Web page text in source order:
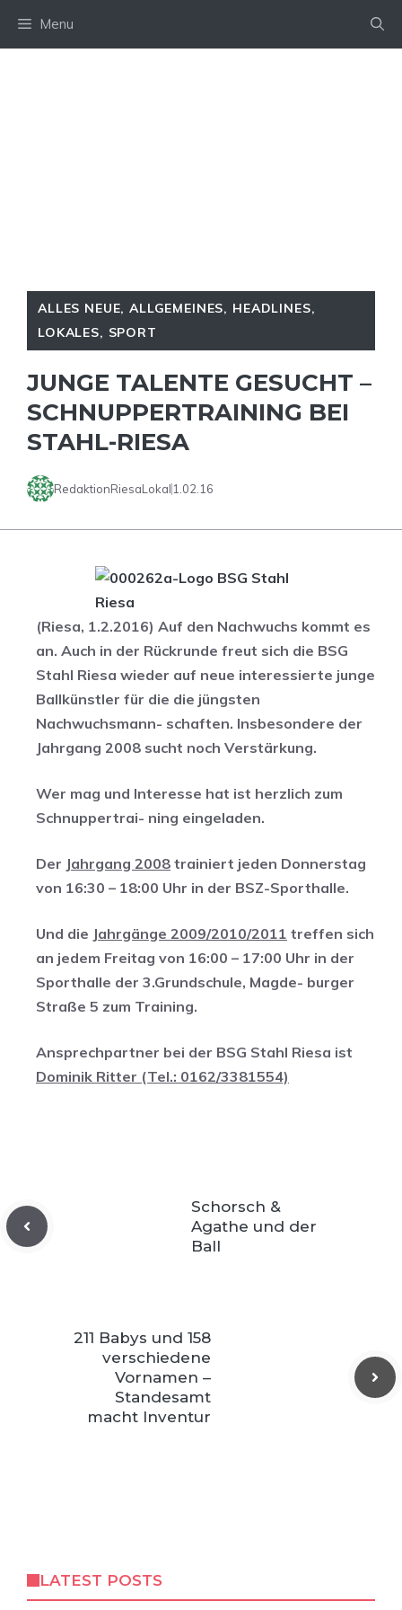
Menu
ALLES NEUE,ALLGEMEINES, HEADLINES,
LOKALES, SPORT
JUNGE TALENTE GESUCHT –
SCHNUPPERTRAINING BEI
STAHL-RIESA
RedaktionRiesaLokal 1.02.16
(Riesa, 1.2.2016) Auf den Nachwuchs kommt es
an. Auch in der Rückrunde freut sich die BSG
Stahl Riesa wieder auf neue interessierte junge
Ballkünstler für die die jüngsten
Nachwuchsmann- schaften. Insbesondere der
Jahrgang 2008 sucht noch Verstärkung.
Wer mag und Interesse hat ist herzlich zum
Schnuppertrai- ning eingeladen.
Der Jahrgang 2008 trainiert jeden Donnerstag
von 16:30 – 18:00 Uhr in der BSZ-Sporthalle.
Und die Jahrgänge 2009/2010/2011 treffen sich
an jedem Freitag von 16:00 – 17:00 Uhr in der
Sporthalle der 3.Grundschule, Magde- burger
Straße 5 zum Training.
Ansprechpartner bei der BSG Stahl Riesa ist
Dominik Ritter (Tel.: 0162/3381554)
Schorsch &
Agathe und der
Ball
211 Babys und 158
verschiedene
Vornamen –
Standesamt
macht Inventur
LATEST POSTS